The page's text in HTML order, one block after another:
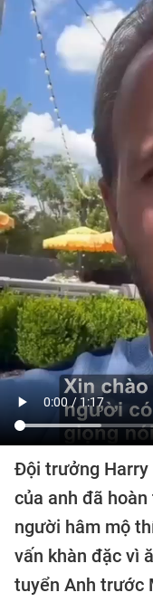
Đội trưởng Harry
của anh đã
người hâm mộ
vấn khàn đặc vì
tuyển Anh trước